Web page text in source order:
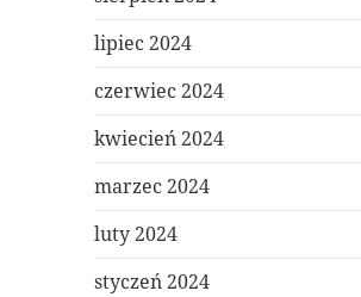
lipiec 2024
czerwiec 2024
kwiecień 2024
marzec 2024
luty 2024
styczeń 2024